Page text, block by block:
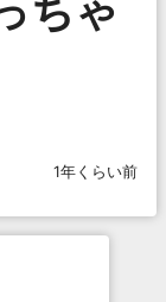
ちゃ
1年くらい前